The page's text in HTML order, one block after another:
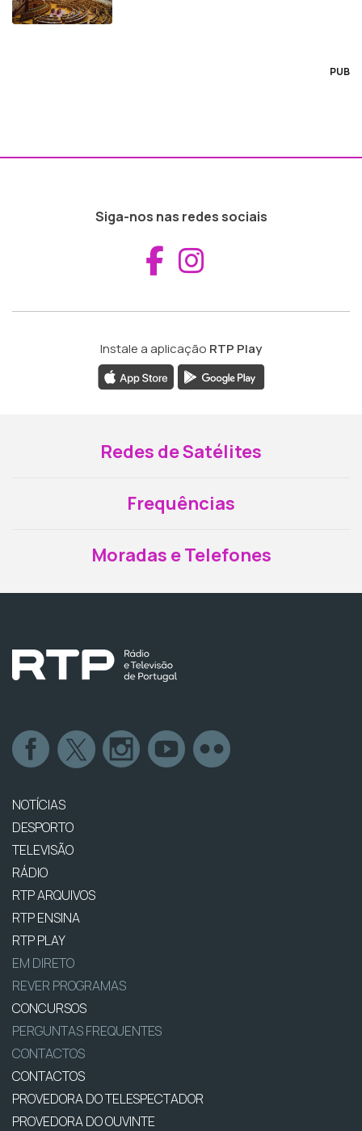
PUB
Siga-nos nas redes sociais
Aceder ao
Instale a aplicação RTP Play
Redes de Satélites
Frequências
Moradas e Telefones
NOTÍCIAS
DESPORTO
TELEVISÃO
RÁDIO
RTP ARQUIVOS
RTP ENSINA
RTP PLAY
EM DIRETO
REVER PROGRAMAS
CONCURSOS
PERGUNTAS FREQUENTES
CONTACTOS
CONTACTOS
PROVEDORA DO TELESPECTADOR
PROVEDORA DO OUVINTE